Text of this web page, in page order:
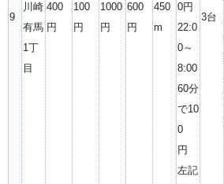
9
川崎
有馬
1丁
目
400
円
100
円
1000
円
600
円
450
m
0円
22:0
0～
8:00
60分
で10
0
円
左記
3台